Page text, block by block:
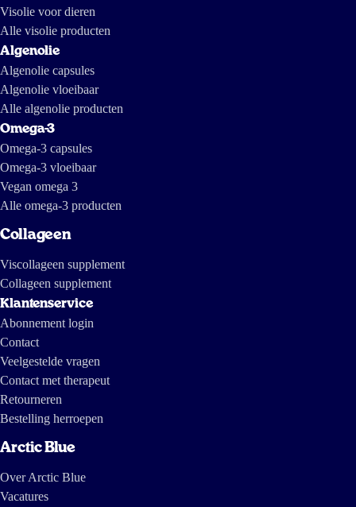
Visolie voor dieren
Alle visolie producten
Algenolie
Algenolie capsules
Algenolie vloeibaar
Alle algenolie producten
Omega-3
Omega-3 capsules
Omega-3 vloeibaar
Vegan omega 3
Alle omega-3 producten
Collageen
Viscollageen supplement
Collageen supplement
Klantenservice
Abonnement login
Contact
Veelgestelde vragen
Contact met therapeut
Retourneren
Bestelling herroepen
Arctic Blue
Over Arctic Blue
Vacatures